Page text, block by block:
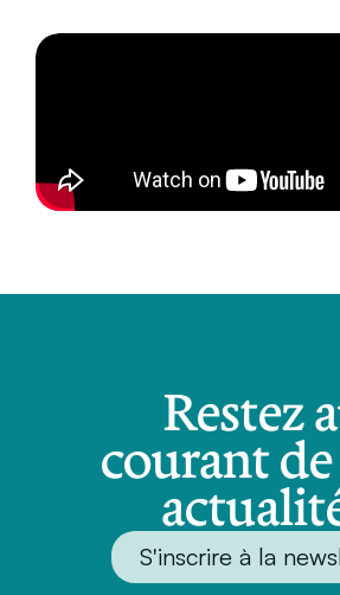
Restez
courant
S'inscrire à la